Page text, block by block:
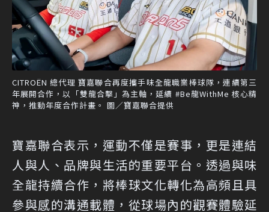
CITROËN 總代理 寶嘉聯合再度攜手味全龍職業棒球隊，連續第三
年展開合作，以「雙龍合擊」為主軸，延續 #Be龍WithMe 核心精
神，推動年度合作計畫。 圖／寶嘉聯合提供
寶嘉聯合表示，運動不僅是賽事，更是連結
人與人、品牌與生活的重要平台。透過與味
全龍持續合作，將棒球文化轉化為高頻且具
參與感的溝通載體，從球場內的觀賽體驗延